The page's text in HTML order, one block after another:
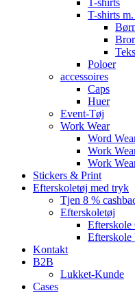
T-shirts
T-shirts
Poloer
accessoires
Caps
Huer
Event-Tøj
Work Wear
Word
Work
Work
Stickers & Print
Efterskoletøj med tryk
Tjen 8 %
Efterskoletøj
Efterskole
Efterskole
Kontakt
B2B
Lukket-Kunde
Cases